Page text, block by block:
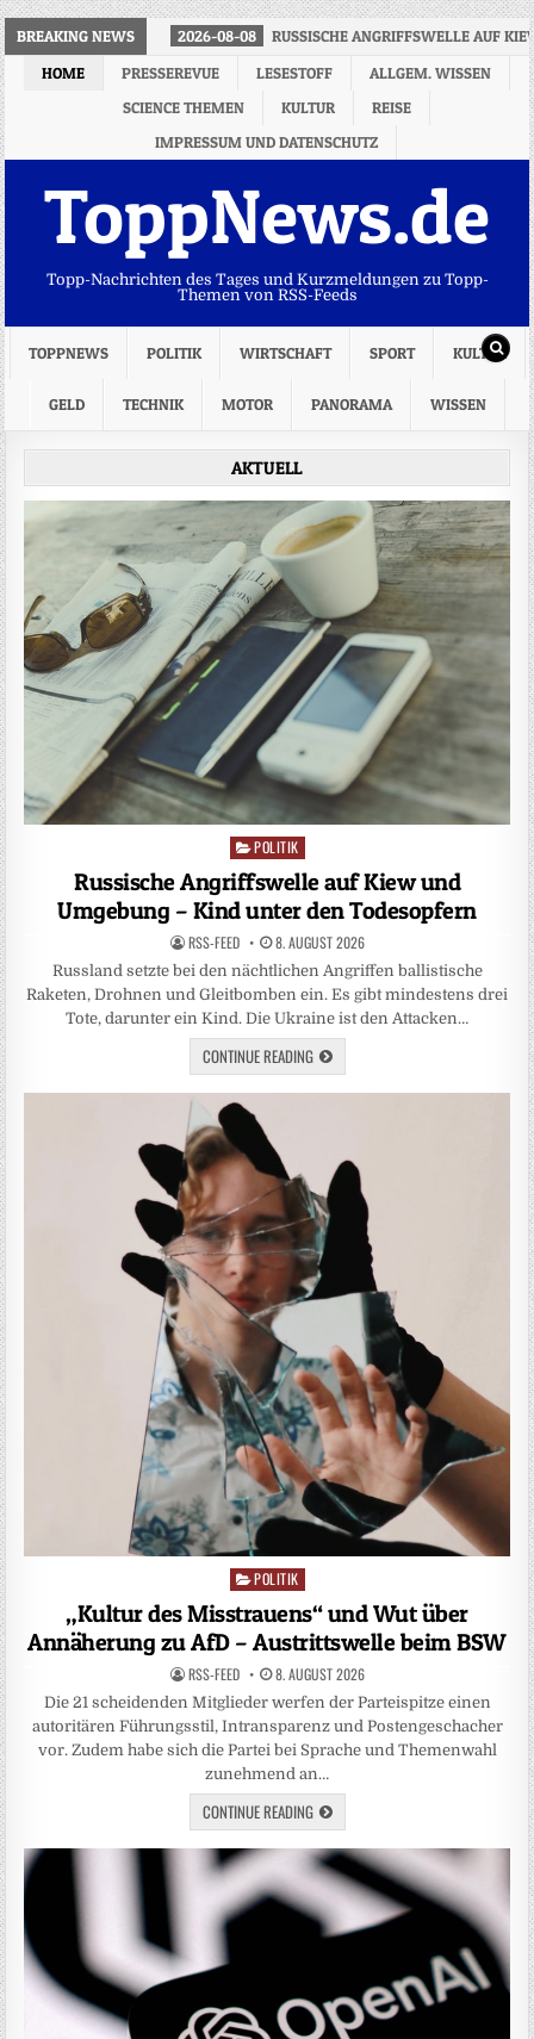
BREAKING NEWS 2026-08-08
RUSSISCHE ANGRIFFSWELLE AUF
HOME
PRESSEREVUE LESESTOFF
ALLGEM. WISSEN
SCIENCE THEMEN
KULTUR
REISE
IMPRESSUM UND DATENSCHUTZ
ToppNews.de
Topp-Nachrichten des Tages und Kurzmeldungen zu Topp-
Themen von RSS-Feeds
TOPPNEWS POLITIK WIRTSCHAFT SPORT KULTUR
GELD TECHNIK MOTOR PANORAMA WISSEN
AKTUELL
Posted
in
POLITIK
Russische Angriffswelle auf Kiew und
Umgebung – Kind unter den Todesopfern
RSS-FEED 8. AUGUST 2026
Russland setzte bei den nächtlichen Angriffen ballistische
Raketen, Drohnen und Gleitbomben ein. Es gibt mindestens drei
Tote, darunter ein Kind. Die Ukraine ist den Attacken…
CONTINUE READING
Posted
POLITIK
„Kultur des Misstrauens“ und Wut über
Annäherung zu AfD – Austrittswelle beim BSW
RSS-FEED 8. AUGUST 2026
Die 21 scheidenden Mitglieder werfen der Parteispitze einen
autoritären Führungsstil, Intransparenz und Postengeschacher
vor. Zudem habe sich die Partei bei Sprache und Themenwahl
zunehmend an…
CONTINUE READING